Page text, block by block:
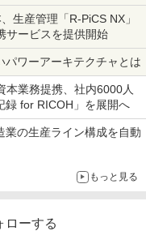
生産管理「R-PiCS NX」
サービスを提供開始
パワーアーキテクチャとは
本業務提携、社内6000人
録 for RICOH」を展開へ
業の生産ライン構成を自動
もっと見る
ローする